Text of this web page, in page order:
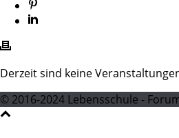
Derzeit sind keine
© 2016-2024 Lebensschule -